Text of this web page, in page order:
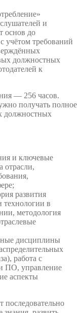
и
основ до
учётом требований
должностных
к
— 256 часов.
получать полное
должностных
и ключевые
отрасли,
развития
технологии в
методология
дисциплины
работа с
ПО, управление
аспекты
последовательно